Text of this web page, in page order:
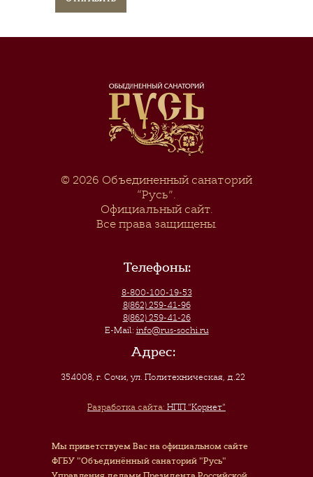
© 2026 Объединенный санаторий
“Русь”.
Официальный сайт.
Все права защищены.
Телефоны:
8-800-100-19-53
8(862) 259-41-96
8(862) 259-41-26
E-Mail: info@rus-sochi.ru
Адрес:
354008, г. Сочи,ул. Политехническая, д.22
Разработка сайта: НПП "Корнет"
Мы приветствуем Вас на официальном сайте
ФГБУ "Объединённый санаторий "Русь"